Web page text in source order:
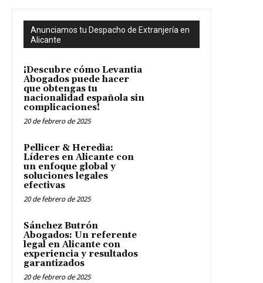
Anunciamos tu Despacho de Extranjería en
Alicante
¡Descubre cómo Levantia
Abogados puede hacer
que obtengas tu
nacionalidad española sin
complicaciones!
20 de febrero de 2025
Pellicer & Heredia:
Líderes en Alicante con
un enfoque global y
soluciones legales
efectivas
20 de febrero de 2025
Sánchez Butrón
Abogados: Un referente
legal en Alicante con
experiencia y resultados
garantizados
20 de febrero de 2025